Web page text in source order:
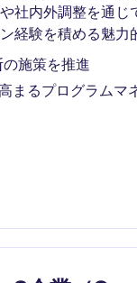
社内外調整を通じ
経験を積める魅力
施策を推進
まるプログラムマ